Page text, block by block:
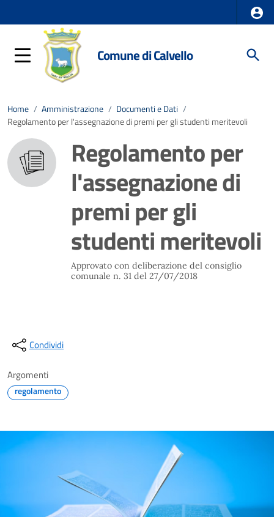
Comune di Calvello
Home / Amministrazione / Documenti e Dati /
Regolamento per l'assegnazione di premi per gli studenti meritevoli
Regolamento per
l'assegnazione di
premi per gli
studenti meritevoli
Approvato con deliberazione del consiglio
comunale n. 31 del 27/07/2018
Condividi
Argomenti
regolamento